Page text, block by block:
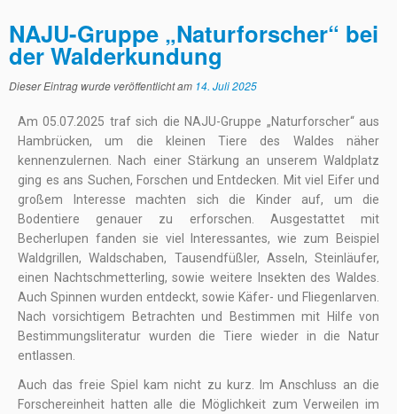
NAJU-Gruppe „Naturforscher“ bei
der Walderkundung
Dieser Eintrag wurde veröffentlicht am 14. Juli 2025
Am 05.07.2025 traf sich die NAJU-Gruppe „Naturforscher“ aus
Hambrücken, um die kleinen Tiere des Waldes näher
kennenzulernen. Nach einer Stärkung an unserem Waldplatz
ging es ans Suchen, Forschen und Entdecken. Mit viel Eifer und
großem Interesse machten sich die Kinder auf, um die
Bodentiere genauer zu erforschen. Ausgestattet mit
Becherlupen fanden sie viel Interessantes, wie zum Beispiel
Waldgrillen, Waldschaben, Tausendfüßler, Asseln, Steinläufer,
einen Nachtschmetterling, sowie weitere Insekten des Waldes.
Auch Spinnen wurden entdeckt, sowie Käfer- und Fliegenlarven.
Nach vorsichtigem Betrachten und Bestimmen mit Hilfe von
Bestimmungsliteratur wurden die Tiere wieder in die Natur
entlassen.
Auch das freie Spiel kam nicht zu kurz. Im Anschluss an die
Forschereinheit hatten alle die Möglichkeit zum Verweilen im